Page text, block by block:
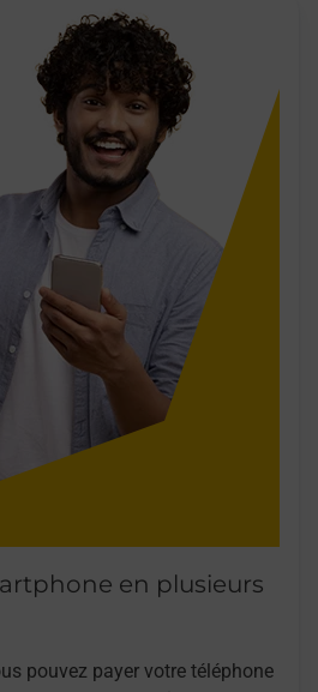
en plusieurs
pouvez payer votre téléphone